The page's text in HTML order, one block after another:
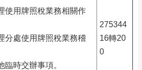
使用牌照稅業務相關作
分處使用牌照稅業務稽
臨時交辦事項。
275344
16轉20
0